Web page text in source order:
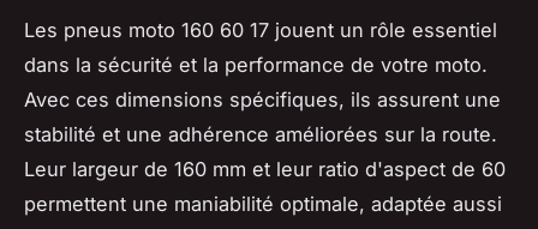
Les pneus moto 160 60 17 jouent un rôle essentiel
dans la sécurité et la performance de votre moto.
Avec ces dimensions spécifiques, ils assurent une
stabilité et une adhérence améliorées sur la route.
Leur largeur de 160 mm et leur ratio d'aspect de 60
permettent une maniabilité optimale, adaptée aussi